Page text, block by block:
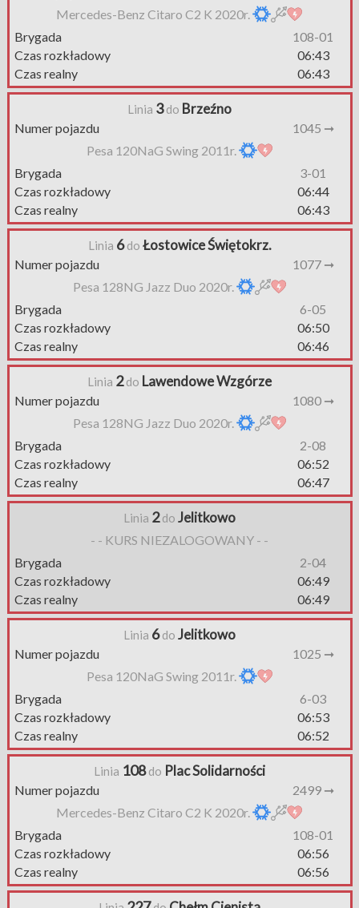
Mercedes-Benz Citaro C2 K 2020r.
Brygada
108-01
Czas rozkładowy
06:43
Czas realny
06:43
Linia 3do Brzeźno
Numer pojazdu
1045 ➞
Pesa 120NaG Swing 2011r.
Brygada
3-01
Czas rozkładowy
06:44
Czas realny
06:43
Linia 6do Łostowice Świętokrz.
Numer pojazdu
1077 ➞
Pesa 128NG Jazz Duo 2020r.
Brygada
6-05
Czas rozkładowy
06:50
Czas realny
06:46
Linia 2do Lawendowe Wzgórze
Numer pojazdu
1080 ➞
Pesa 128NG Jazz Duo 2020r.
Brygada
2-08
Czas rozkładowy
06:52
Czas realny
06:47
Linia 2do Jelitkowo
- - KURS NIEZALOGOWANY - -
Brygada
2-04
Czas rozkładowy
06:49
Czas realny
06:49
Linia 6do Jelitkowo
Numer pojazdu
1025 ➞
Pesa 120NaG Swing 2011r.
Brygada
6-03
Czas rozkładowy
06:53
Czas realny
06:52
Linia 108do Plac Solidarności
Numer pojazdu
2499 ➞
Mercedes-Benz Citaro C2 K 2020r.
Brygada
108-01
Czas rozkładowy
06:56
Czas realny
06:56